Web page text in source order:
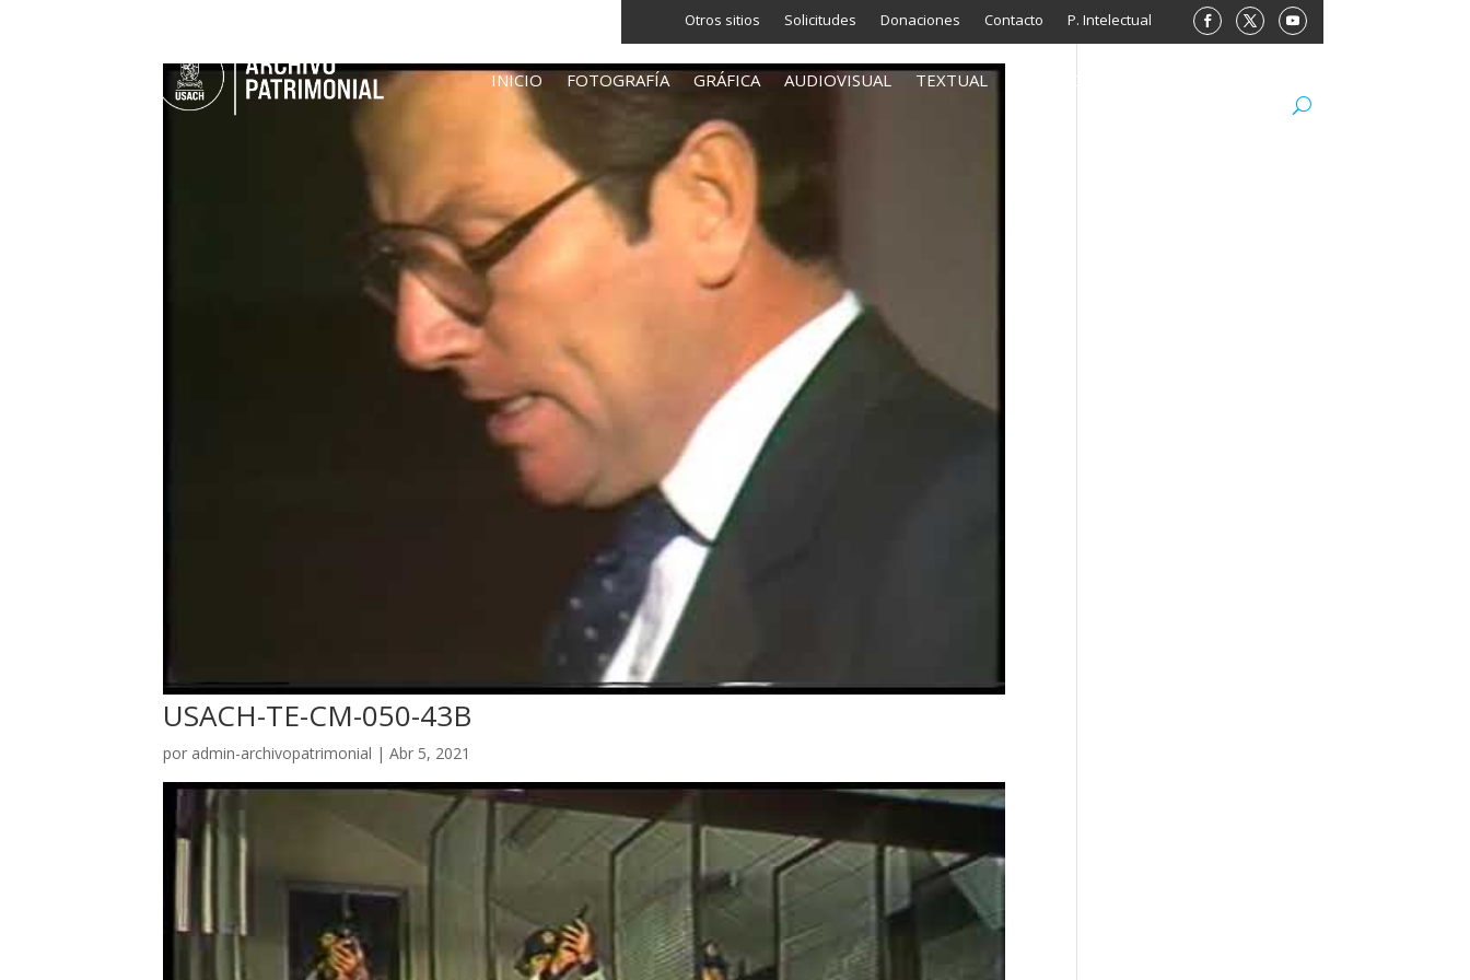
Otros sitios Solicitudes Donaciones Contacto P. Intelectual
INICIO FOTOGRAFÍA GRÁFICA AUDIOVISUAL TEXTUAL ARCHIVO
USACH-TE-CM-050-43B
por admin-archivopatrimonial |Abr 5, 2021